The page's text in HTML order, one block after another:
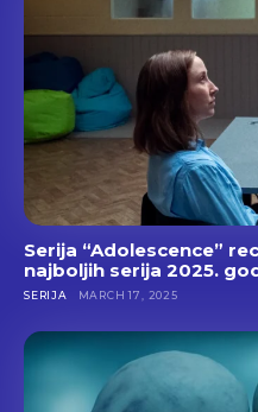
Serija “Adolescence”
najboljih serija 2025.
SERIJA MARCH 17, 2025